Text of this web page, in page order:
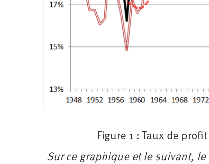
Figure 1 : Taux de
Sur ce graphique et le suivant,